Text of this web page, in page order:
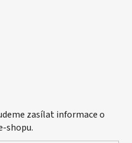
zasílat informace o
shopu.